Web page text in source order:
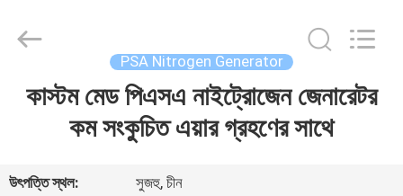
বাড়ি
Technology
Co.,Ltd.
PSA Nitrogen Generator
কাস্টম মেড পিএসএ নাইট্রোজেন জেনারেটর
কম সংকুচিত এয়ার গ্রহণের সাথে
উৎপত্তি স্থল:
সুজহু, চীন